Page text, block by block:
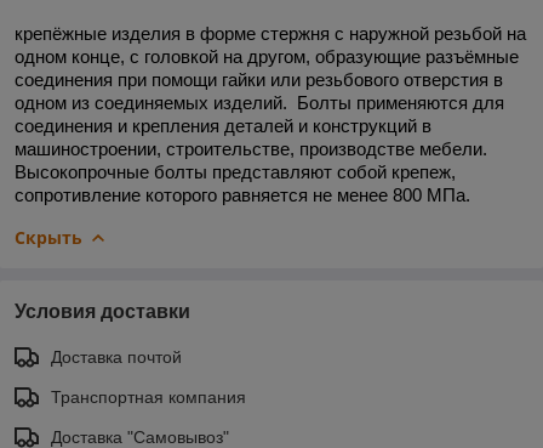
крепёжные изделия в форме стержня с наружной резьбой на
одном конце, с головкой на другом, образующие разъёмные
соединения при помощи гайки или резьбового отверстия в
одном из соединяемых изделий. Болты применяются для
соединения и крепления деталей и конструкций в
машиностроении, строительстве, производстве мебели.
Высокопрочные болты представляют собой крепеж,
сопротивление которого равняется не менее 800 МПа.
Скрыть
Условия доставки
Доставка почтой
Транспортная компания
Доставка "Самовывоз"